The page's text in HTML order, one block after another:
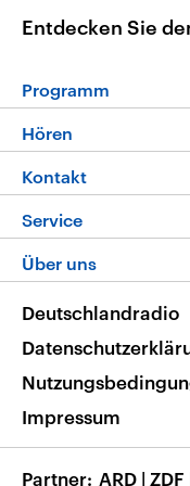
Entdecken Sie
Programm
Programm
Die
Neue
Hören
Livestream
Podcasts
Nachrichten
Frequenzen
Kontakt
Hörerservice
Service
FAQ
Musikliste
RSS
Über uns
Deutschlandradio
Impressum
Partner ARD | ZDF